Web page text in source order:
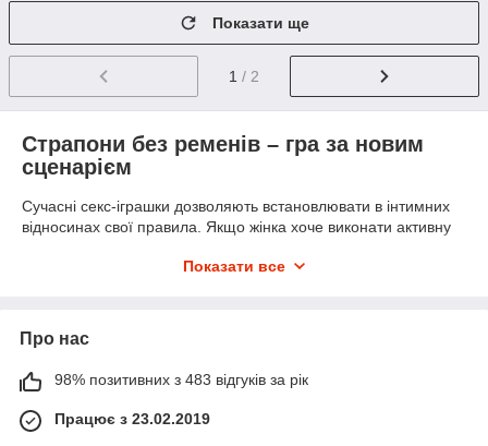
Показати ще
1 / 2
Страпони без ременів – гра за новим
сценарієм
Сучасні секс-іграшки дозволяють встановлювати в інтимних
відносинах свої правила. Якщо жінка хоче виконати активну
аксесуарів. Купити страпони без ременів в Україні – це
фізичне задоволення гарантується, потрібно лише підібрати
відповідну модель та вивчити, як використовувати безрем'яні
страпони.
На відміну від звичайних страпонів, які оснащені спеціальним
Показати все
Про нас
98% позитивних з 483 відгуків за рік
Працює з 23.02.2019